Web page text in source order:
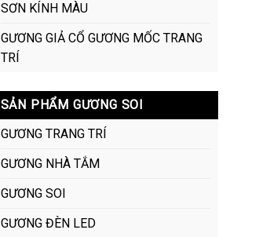
SƠN KÍNH MÀU
GƯƠNG GIẢ CỔ GƯƠNG MỐC TRANG
TRÍ
SẢN PHẨM GƯƠNG SOI
GƯƠNG TRANG TRÍ
GƯƠNG NHÀ TẮM
GƯƠNG SOI
GƯƠNG ĐÈN LED